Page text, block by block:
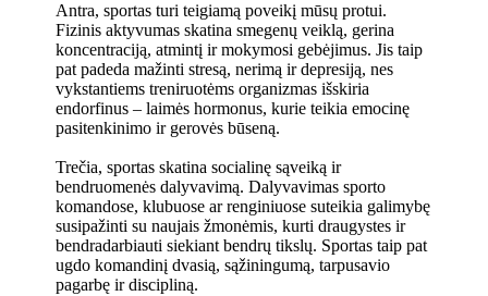
Antra, sportas turi teigiamą poveikį mūsų protui.
Fizinis aktyvumas skatina smegenų veiklą, gerina
koncentraciją, atmintį ir mokymosi gebėjimus. Jis taip
pat padeda mažinti stresą, nerimą ir depresiją, nes
vykstantiems treniruotėms organizmas išskiria
endorfinus – laimės hormonus, kurie teikia emocinę
pasitenkinimo ir gerovės būseną.
Trečia, sportas skatina socialinę sąveiką ir
bendruomenės dalyvavimą. Dalyvavimas sporto
komandose, klubuose ar renginiuose suteikia galimybę
susipažinti su naujais žmonėmis, kurti draugystes ir
bendradarbiauti siekiant bendrų tikslų. Sportas taip pat
ugdo komandinį dvasią, sąžiningumą, tarpusavio
pagarbę ir discipliną.